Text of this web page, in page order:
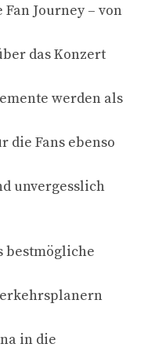
Journey – von
das Konzert
werden als
die Fans ebenso
unvergesslich
bestmögliche
in die